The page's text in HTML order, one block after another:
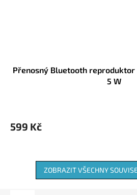
Přenosný Bluetooth reproduktor
5 W
599 Kč
ZOBRAZIT VŠECHNY